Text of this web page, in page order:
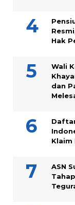
Hak
Wali
dan
Klaim
ASN